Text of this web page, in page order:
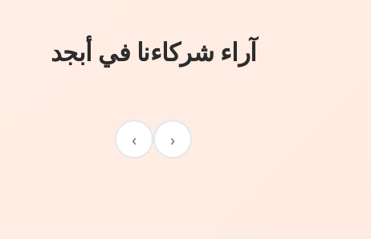
آراء شركاءنا في أبجد
‹
›